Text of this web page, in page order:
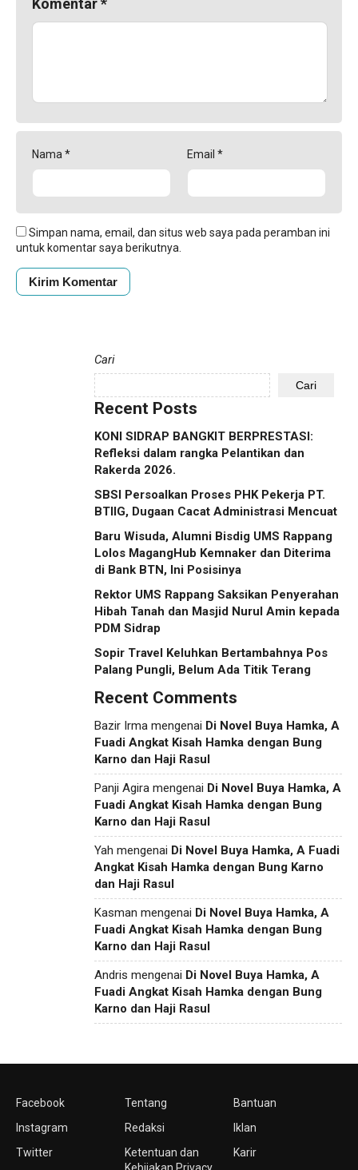
Nama * Email *
Simpan nama, email, dan situs web saya pada peramban ini
untuk komentar saya berikutnya.
Cari
Cari
Recent Posts
KONI SIDRAP BANGKIT BERPRESTASI:
Refleksi dalam rangka Pelantikan dan
Rakerda 2026.
SBSI Persoalkan Proses PHK Pekerja PT.
BTIIG, Dugaan Cacat Administrasi Mencuat
Baru Wisuda, Alumni Bisdig UMS Rappang
Lolos MagangHub Kemnaker dan Diterima
di Bank BTN, Ini Posisinya
Rektor UMS Rappang Saksikan Penyerahan
Hibah Tanah dan Masjid Nurul Amin kepada
PDM Sidrap
Sopir Travel Keluhkan Bertambahnya Pos
Palang Pungli, Belum Ada Titik Terang
Recent Comments
Bazir Irma mengenai Di Novel Buya Hamka, A
Fuadi Angkat Kisah Hamka dengan Bung
Karno dan Haji Rasul
Panji Agira mengenai Di Novel Buya Hamka, A
Fuadi Angkat Kisah Hamka dengan Bung
Karno dan Haji Rasul
Yah mengenai Di Novel Buya Hamka, A Fuadi
Angkat Kisah Hamka dengan Bung Karno
dan Haji Rasul
Kasman mengenai Di Novel Buya Hamka, A
Fuadi Angkat Kisah Hamka dengan Bung
Karno dan Haji Rasul
Andris mengenai Di Novel Buya Hamka, A
Fuadi Angkat Kisah Hamka dengan Bung
Karno dan Haji Rasul
Facebook
Instagram
Twitter
Tentang
Redaksi
Ketentuan dan
Kebijakan Privacy
Bantuan
Iklan
Karir